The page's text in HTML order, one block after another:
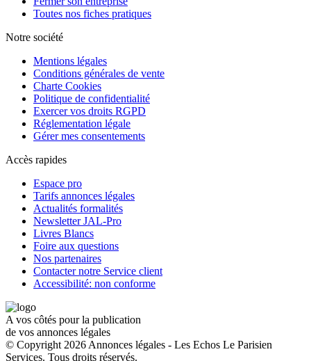
Toutes nos fiches pratiques
Notre société
Mentions légales
Conditions générales de vente
Charte Cookies
Politique de confidentialité
Exercer vos droits RGPD
Réglementation légale
Gérer mes consentements
Accès rapides
Espace pro
Tarifs annonces légales
Actualités formalités
Newsletter JAL-Pro
Livres Blancs
Foire aux questions
Nos partenaires
Contacter notre Service client
Accessibilité: non conforme
A vos côtés pour la publication
de vos annonces légales
© Copyright 2026 Annonces légales - Les Echos Le Parisien
Services. Tous droits réservés.